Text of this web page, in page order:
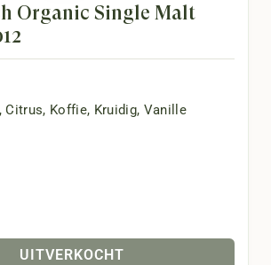
Organic Single Malt
,Citrus, Koffie, Kruidig, Vanille
UITVERKOCHT